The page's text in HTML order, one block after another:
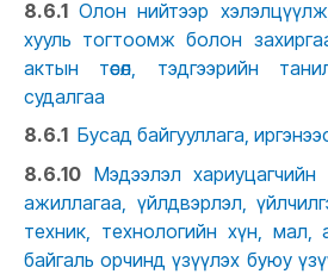
8.6.1 Олон нийтээр
хууль тогтоомж болон
актын төсөл, тэдгээрийн
судалгаа
8.6.1 Бусад байгууллага, иргэнээс
8.6.10 Мэдээлэл
ажиллагаа, үйлдвэрлэл,
техник, технологийн хүн, мал,
байгаль орчинд үзүүлэх буюу